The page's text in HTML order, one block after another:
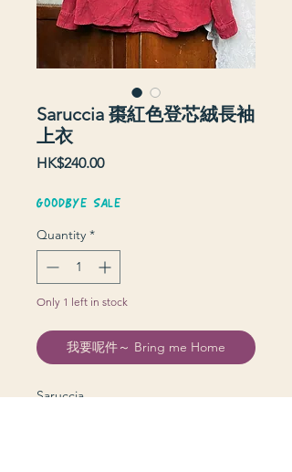
Saruccia 棗紅色登芯絨長袖
上衣
HK$240.00Price
GOODBYE SALE
Quantity *
Only 1 left in stock
我要呢件～ Bring me Home
Saruccia